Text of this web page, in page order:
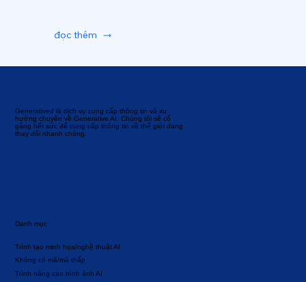
Generatived là dịch vụ cung cấp thông tin và xu
hướng chuyên về Generative AI. Chúng tôi sẽ cố
gắng hết sức để cung cấp thông tin về thế giới đang
thay đổi nhanh chóng.
Danh mục
Không có mã/mã thấp
Trình nâng cao hình ảnh AI
Trình tạo minh họa/nghệ thuật AI
đọc thêm